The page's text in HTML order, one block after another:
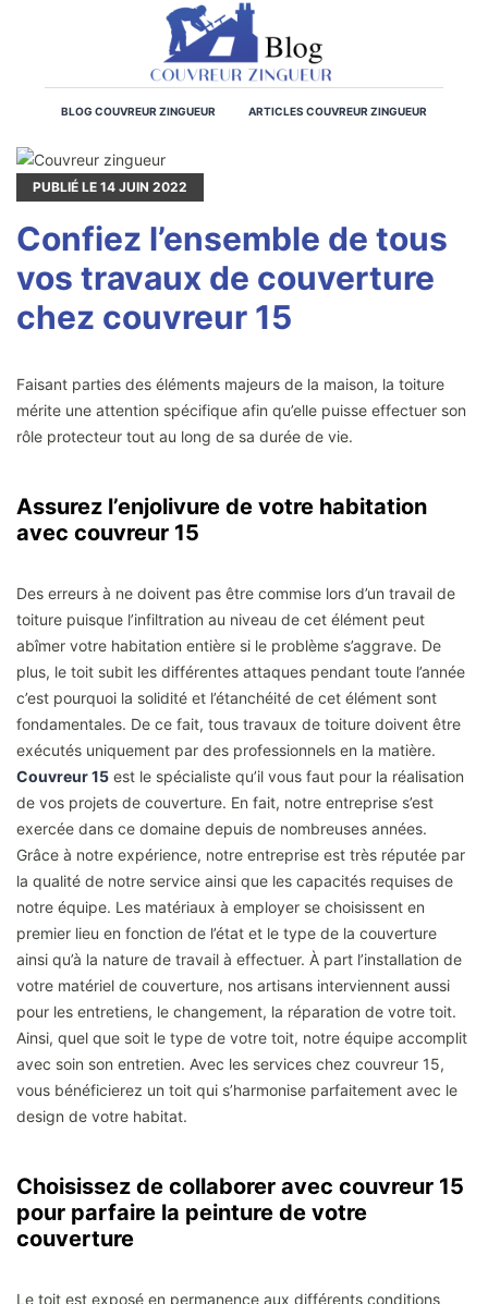
BLOG COUVREUR ZINGUEUR ARTICLES COUVREUR ZINGUEUR
PUBLIÉ LE 14 JUIN 2022
Confiez l’ensemble de tous
vos travaux de couverture
chez couvreur 15
Faisant parties des éléments majeurs de la maison, la toiture
mérite une attention spécifique afin qu’elle puisse effectuer son
rôle protecteur tout au long de sa durée de vie.
Assurez l’enjolivure de votre habitation
avec couvreur 15
Des erreurs à ne doivent pas être commise lors d’un travail de
toiture puisque l’infiltration au niveau de cet élément peut
abîmer votre habitation entière si le problème s’aggrave. De
plus, le toit subit les différentes attaques pendant toute l’année
c’est pourquoi la solidité et l’étanchéité de cet élément sont
fondamentales. De ce fait, tous travaux de toiture doivent être
exécutés uniquement par des professionnels en la matière.
Couvreur 15 est le spécialiste qu’il vous faut pour la réalisation
de vos projets de couverture. En fait, notre entreprise s’est
exercée dans ce domaine depuis de nombreuses années.
Grâce à notre expérience, notre entreprise est très réputée par
la qualité de notre service ainsi que les capacités requises de
notre équipe. Les matériaux à employer se choisissent en
premier lieu en fonction de l’état et le type de la couverture
ainsi qu’à la nature de travail à effectuer. À part l’installation de
votre matériel de couverture, nos artisans interviennent aussi
pour les entretiens, le changement, la réparation de votre toit.
Ainsi, quel que soit le type de votre toit, notre équipe accomplit
avec soin son entretien. Avec les services chez couvreur 15,
vous bénéficierez un toit qui s’harmonise parfaitement avec le
design de votre habitat.
Choisissez de collaborer avec couvreur 15
pour parfaire la peinture de votre
couverture
Le toit est exposé en permanence aux différents conditions